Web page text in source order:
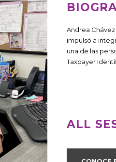
Andrea
impulsó a
una de las
Taxpayer
ALL